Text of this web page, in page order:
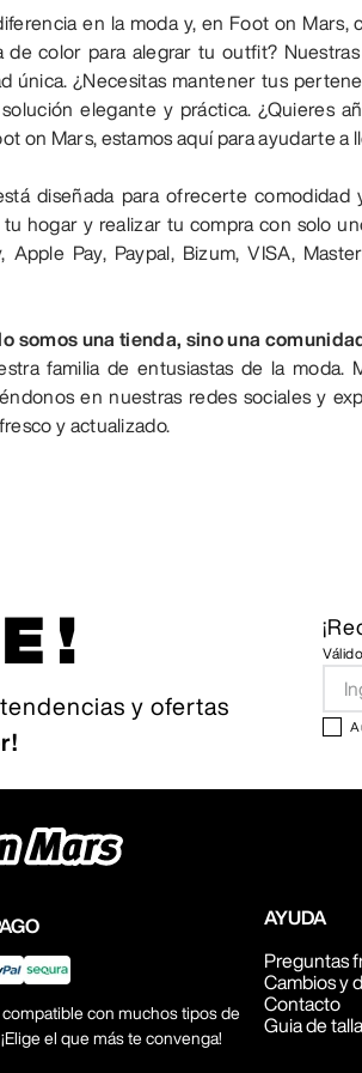
en la moda y, en Foot on
de color para alegrar tu outfit?
única. ¿Necesitas mantener tus
elegante y práctica. ¿Quieres
on Mars, estamos aquí para ayudarte a
diseñada para ofrecerte
hogar y realizar tu compra con solo
Apple Pay, Paypal, Bizum, VISA,
somos una tienda, sino una
familia de entusiastas de la moda.
en nuestras redes sociales y
y actualizado.
y ofertas
con muchos tipos de
el que más te convenga!
AYUDA
Preguntas
Cambios y
Contacto
Guia de